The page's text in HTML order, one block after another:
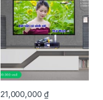
21,000,000₫